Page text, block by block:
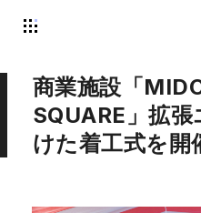
商業施設「
SQUARE」拡
けた着工式を開